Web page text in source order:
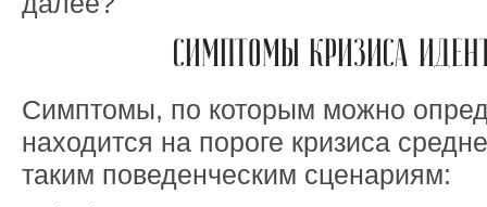
СИМПТОМЫ КРИЗИСА
Симптомы, по которым можно
находится на пороге кризиса
таким поведенческим сценариям: